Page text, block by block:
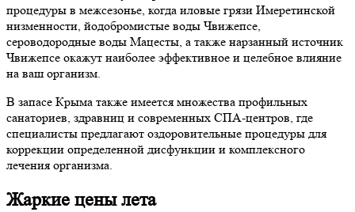
процедуры в межсезонье, когда иловые грязи Имеретинской
низменности, йодобромистые воды Чвижепсе,
сероводородные воды Мацесты, а также нарзанный источник
Чвижепсе окажут наиболее эффективное и целебное влияние
на ваш организм.
В запасе Крыма также имеется множества профильных
санаториев, здравниц и современных СПА-центров, где
специалисты предлагают оздоровительные процедуры для
коррекции определенной дисфункции и комплексного
лечения организма.
Жаркие цены лета